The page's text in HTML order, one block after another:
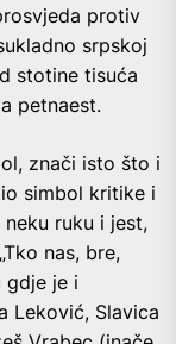
protiv
srpskoj
stotine tisuća
petnaest.
znači isto što i
simbol kritike i
ruku i jest,
nas, bre,
gdje je i
Leković, Slavica